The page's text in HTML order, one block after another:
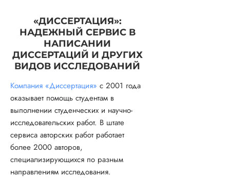
«ДИССЕРТАЦИЯ»:
НАДЕЖНЫЙ СЕРВИС В
НАПИСАНИИ
ДИССЕРТАЦИЙ И ДРУГИХ
ВИДОВ ИССЛЕДОВАНИЙ
Компания «Диссертация» с 2001 года
оказывает помощь студентам в
выполнении студенческих и научно-
исследовательских работ. В штате
сервиса авторских работ работает
более 2000 авторов,
специализирующихся по разным
направлениям исследования.